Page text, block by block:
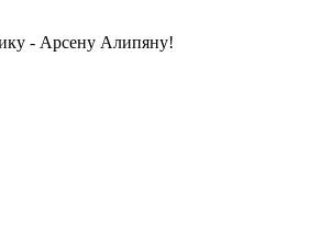
- Арсену Алипяну!